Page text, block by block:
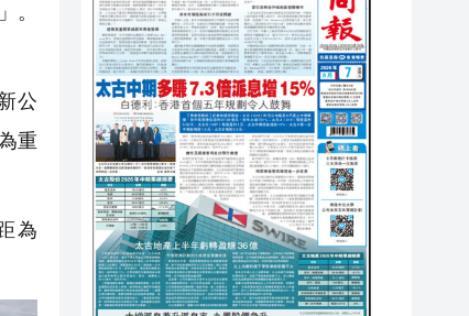
。
公
重
為